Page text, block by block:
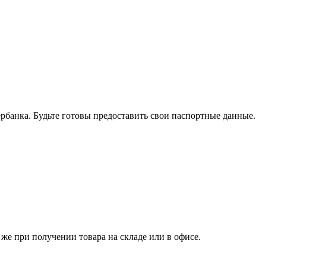
Будьте готовы предоставить свои паспортные данные.
при получении товара на складе или в офисе.